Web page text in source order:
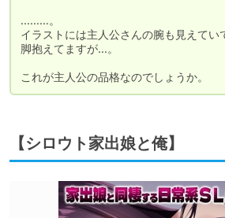
………。
イラストには主人公さんの腕も見えてい
脚抱えてますが…。
これが主人公の品格なのでしょうか。
【シロウト家出娘と俺】